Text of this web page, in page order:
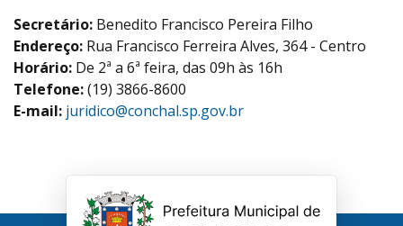
Secretário: Benedito Francisco Pereira Filho
Endereço: Rua Francisco Ferreira Alves, 364 - Centro
Horário: De 2ª a 6ª feira, das 09h às 16h
Telefone:(19) 3866-8600
E-mail: juridico@conchal.sp.gov.br